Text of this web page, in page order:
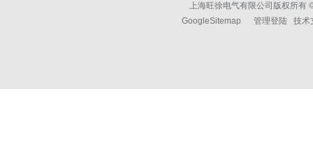
上海旺徐电气有限公司版权所有
GoogleSitemap
管理登陆 技术